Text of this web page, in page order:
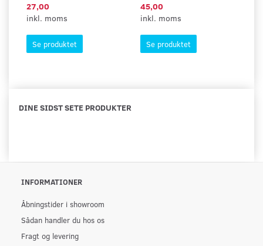
27,00
inkl. moms
Se produktet
45,00
inkl. moms
Se produktet
DINE SIDST SETE PRODUKTER
INFORMATIONER
Åbningstider i showroom
Sådan handler du hos os
Fragt og levering